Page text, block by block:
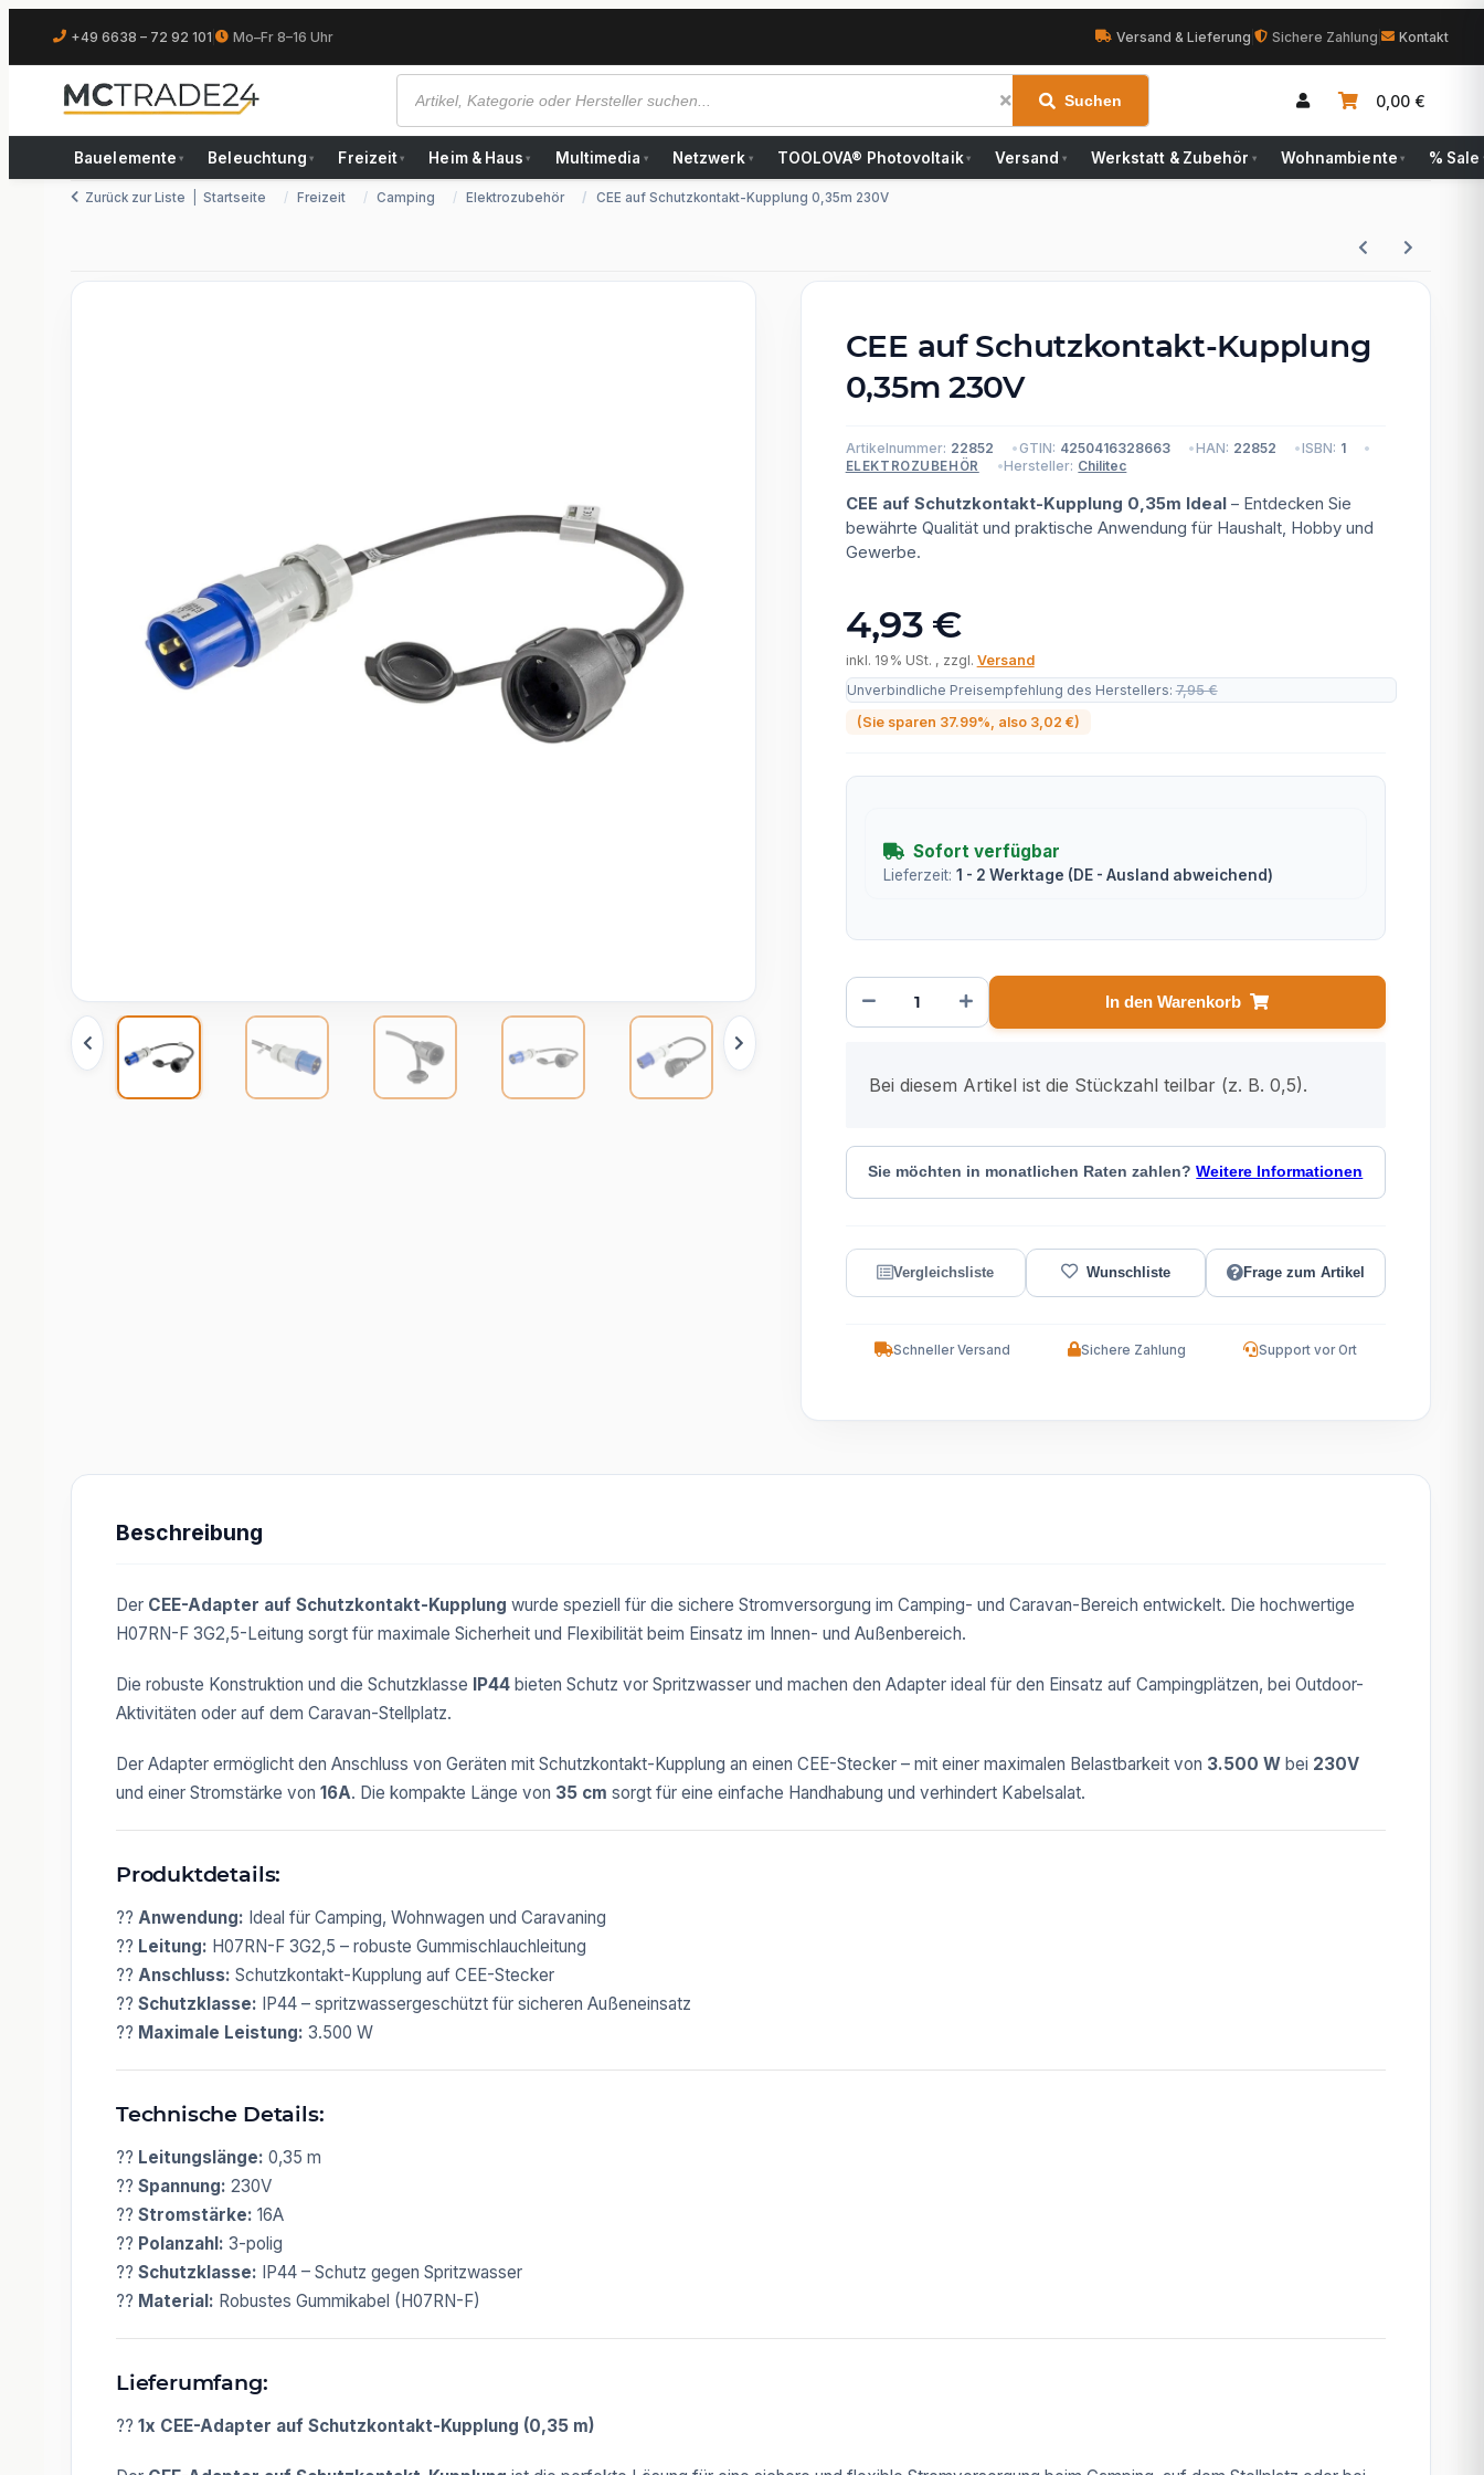
+49 6638 – 72 92 101 Mo–Fr 8–16 Uhr Versand & Lieferung Sichere Zahlung Kontakt
Suchen 0,00 €
Bauelemente ▾ Beleuchtung ▾ Freizeit ▾ Heim & Haus ▾ Multimedia ▾ Netzwerk ▾ TOOLOVA® Photovoltaik ▾ Versand ▾ Werkstatt & Zubehör ▾ Wohnambiente ▾ % Sale
Zurück zur Liste Startseite Freizeit Camping Elektrozubehör CEE auf Schutzkontakt-Kupplung 0,35m 230V
CEE auf Schutzkontakt-Kupplung
0,35m 230V
Artikelnummer: 22852 GTIN: 4250416328663 HAN: 22852 ISBN: 1
ELEKTROZUBEHÖR Hersteller: Chilitec
CEE auf Schutzkontakt-Kupplung 0,35m Ideal– Entdecken Sie
bewährte Qualität und praktische Anwendung für Haushalt, Hobby und
Gewerbe.
4,93 €
inkl. 19% USt. , zzgl. Versand
Unverbindliche Preisempfehlung des Herstellers:7,95 €
(Sie sparen 37.99% , also 3,02 €)
Sofort verfügbar
Lieferzeit: 1 - 2 Werktage (DE - Ausland abweichend)
In den Warenkorb
Bei diesem Artikel ist die Stückzahl teilbar (z. B. 0,5).
Sie möchten in monatlichen Raten zahlen?Weitere Informationen
Frage zum Artikel
Schneller Versand Sichere Zahlung Support vor Ort
Beschreibung
Der CEE-Adapter auf Schutzkontakt-Kupplung wurde speziell für die sichere Stromversorgung im Camping- und Caravan-Bereich entwickelt. Die hochwertige
H07RN-F 3G2,5-Leitung sorgt für maximale Sicherheit und Flexibilität beim Einsatz im Innen- und Außenbereich.
Die robuste Konstruktion und die Schutzklasse IP44 bieten Schutz vor Spritzwasser und machen den Adapter ideal für den Einsatz auf Campingplätzen, bei Outdoor-
Aktivitäten oder auf dem Caravan-Stellplatz.
Der Adapter ermöglicht den Anschluss von Geräten mit Schutzkontakt-Kupplung an einen CEE-Stecker – mit einer maximalen Belastbarkeit von 3.500 W bei 230V
und einer Stromstärke von 16A. Die kompakte Länge von 35 cm sorgt für eine einfache Handhabung und verhindert Kabelsalat.
Produktdetails:
?? Anwendung: Ideal für Camping, Wohnwagen und Caravaning
?? Leitung: H07RN-F 3G2,5 – robuste Gummischlauchleitung
?? Anschluss: Schutzkontakt-Kupplung auf CEE-Stecker
?? Schutzklasse: IP44 – spritzwassergeschützt für sicheren Außeneinsatz
?? Maximale Leistung: 3.500 W
Technische Details:
?? Leitungslänge: 0,35 m
?? Spannung: 230V
?? Stromstärke: 16A
?? Polanzahl: 3-polig
?? Schutzklasse: IP44 – Schutz gegen Spritzwasser
?? Material: Robustes Gummikabel (H07RN-F)
Lieferumfang:
?? 1x CEE-Adapter auf Schutzkontakt-Kupplung (0,35 m)